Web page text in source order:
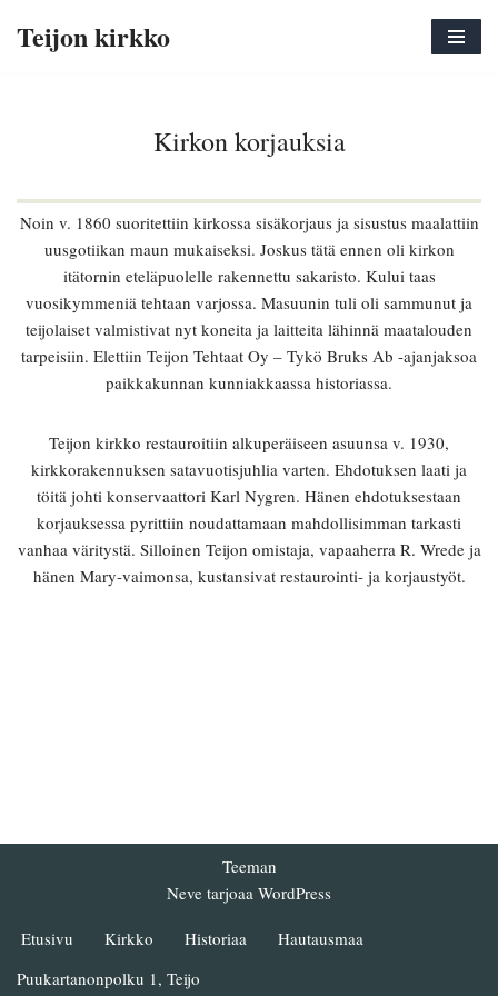
Teijon kirkko
Kirkon korjauksia
Noin v. 1860 suoritettiin kirkossa sisäkorjaus ja sisustus maalattiin
uusgotiikan maun mukaiseksi. Joskus tätä ennen oli kirkon
itätornin eteläpuolelle rakennettu sakaristo. Kului taas
vuosikymmeniä tehtaan varjossa. Masuunin tuli oli sammunut ja
teijolaiset valmistivat nyt koneita ja laitteita lähinnä maatalouden
tarpeisiin. Elettiin Teijon Tehtaat Oy – Tykö Bruks Ab -ajanjaksoa
paikkakunnan kunniakkaassa historiassa.
Teijon kirkko restauroitiin alkuperäiseen asuunsa v. 1930,
kirkkorakennuksen satavuotisjuhlia varten. Ehdotuksen laati ja
töitä johti konservaattori Karl Nygren. Hänen ehdotuksestaan
korjauksessa pyrittiin noudattamaan mahdollisimman tarkasti
vanhaa väritystä. Silloinen Teijon omistaja, vapaaherra R. Wrede ja
hänen Mary-vaimonsa, kustansivat restaurointi- ja korjaustyöt.
Teeman
Neve tarjoaa WordPress
Etusivu Kirkko Historiaa
Hautausmaa
Puukartanonpolku 1, Teijo